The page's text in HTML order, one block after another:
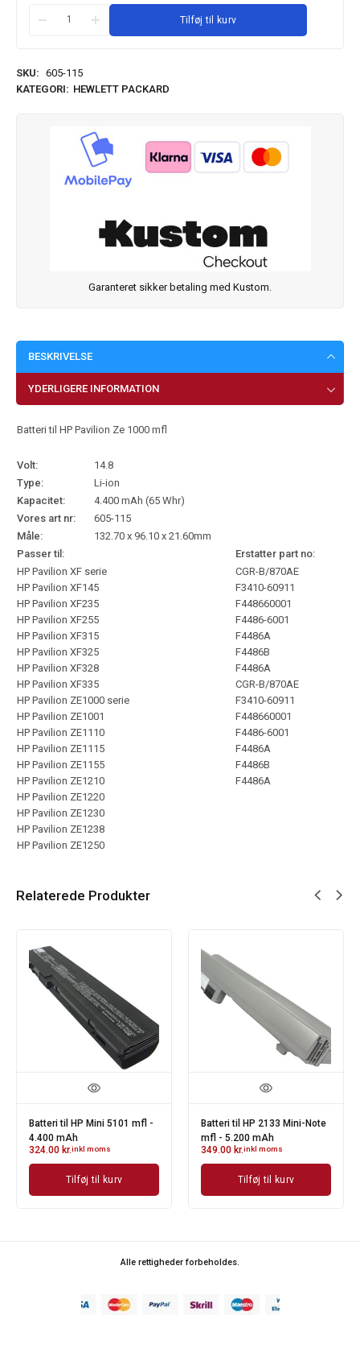
Tilføj til kurv
SKU: 605-115
KATEGORI: HEWLETT PACKARD
Garanteret sikker betaling med Kustom.
BESKRIVELSE
YDERLIGERE INFORMATION
Batteri til HP Pavilion Ze 1000 mfl
Volt:
14.8
Type:
Li-ion
Kapacitet:
4.400 mAh (65 Whr)
Vores art nr:
605-115
Måle:
132.70 x 96.10 x 21.60mm
Passer til:
Erstatter part no:
HP Pavilion XF serie
HP Pavilion XF145
HP Pavilion XF235
HP Pavilion XF255
HP Pavilion XF315
HP Pavilion XF325
HP Pavilion XF328
HP Pavilion XF335
HP Pavilion ZE1000 serie
HP Pavilion ZE1001
HP Pavilion ZE1110
HP Pavilion ZE1115
HP Pavilion ZE1155
HP Pavilion ZE1210
HP Pavilion ZE1220
HP Pavilion ZE1230
HP Pavilion ZE1238
HP Pavilion ZE1250
CGR-B/870AE
F3410-60911
F448660001
F4486-6001
F4486A
F4486B
F4486A
CGR-B/870AE
F3410-60911
F448660001
F4486-6001
F4486A
F4486B
F4486A
Relaterede Produkter
Batteri til HP Mini 5101 mfl -
4.400 mAh
324.00 kr.inkl moms
Tilføj til kurv
Batteri til HP 2133 Mini-Note
mfl - 5.200 mAh
349.00 kr.inkl moms
Tilføj til kurv
Alle rettigheder forbeholdes.